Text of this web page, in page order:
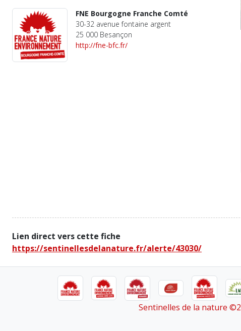
FNE Bourgogne Franche Comté
30-32 avenue fontaine argent
25 000 Besançon
http://fne-bfc.fr/
Lien direct vers cette fiche
https://sentinellesdelanature.fr/alerte/43030/
Sentinelles de la nature